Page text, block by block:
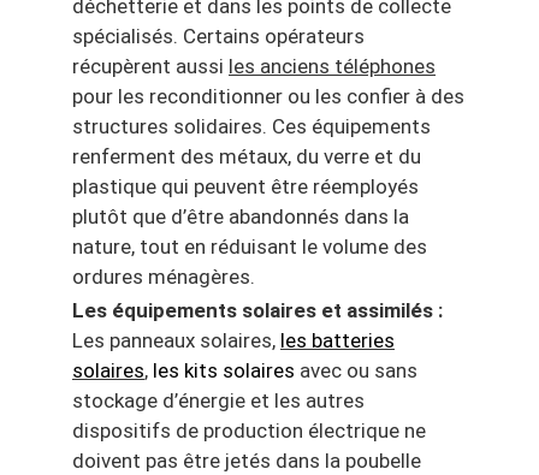
déchetterie et dans les points de collecte
spécialisés. Certains opérateurs
récupèrent aussi les anciens téléphones
pour les reconditionner ou les confier à des
structures solidaires. Ces équipements
renferment des métaux, du verre et du
plastique qui peuvent être réemployés
plutôt que d’être abandonnés dans la
nature, tout en réduisant le volume des
ordures ménagères.
Les équipements solaires et assimilés :
Les panneaux solaires, les batteries
solaires, les kits solaires avec ou sans
stockage d’énergie et les autres
dispositifs de production électrique ne
doivent pas être jetés dans la poubelle